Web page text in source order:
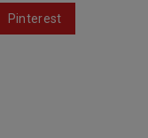
Pinterest